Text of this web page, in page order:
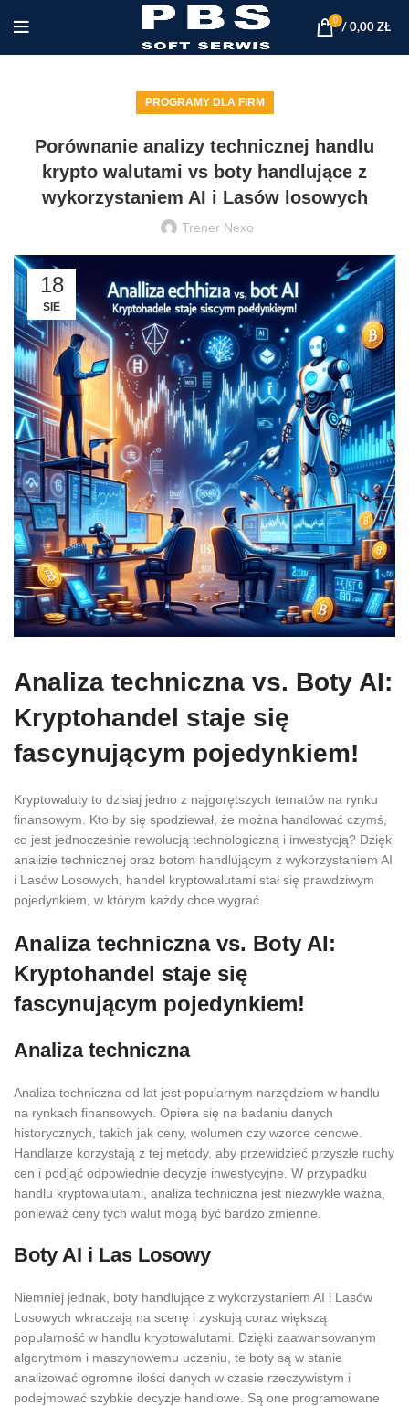
0
/ 0,00 ZŁ
PROGRAMY DLA FIRM
Porównanie analizy technicznej handlu
krypto walutami vs boty handlujące z
wykorzystaniem AI i Lasów losowych
Trener Nexo
18
SIE
Analiza techniczna vs. Boty AI:
Kryptohandel staje się
fascynującym pojedynkiem!
Kryptowaluty to dzisiaj jedno z najgorętszych tematów na rynku
finansowym. Kto by się spodziewał, że można handlować czymś,
co jest jednocześnie rewolucją technologiczną i inwestycją? Dzięki
analizie technicznej oraz botom handlującym z wykorzystaniem AI
i Lasów Losowych, handel kryptowalutami stał się prawdziwym
pojedynkiem, w którym każdy chce wygrać.
Analiza techniczna vs. Boty AI:
Kryptohandel staje się
fascynującym pojedynkiem!
Analiza techniczna
Analiza techniczna od lat jest popularnym narzędziem w handlu
na rynkach finansowych. Opiera się na badaniu danych
historycznych, takich jak ceny, wolumen czy wzorce cenowe.
Handlarze korzystają z tej metody, aby przewidzieć przyszłe ruchy
cen i podjąć odpowiednie decyzje inwestycyjne. W przypadku
handlu kryptowalutami, analiza techniczna jest niezwykle ważna,
ponieważ ceny tych walut mogą być bardzo zmienne.
Boty AI i Las Losowy
Niemniej jednak, boty handlujące z wykorzystaniem AI i Lasów
Losowych wkraczają na scenę i zyskują coraz większą
popularność w handlu kryptowalutami. Dzięki zaawansowanym
algorytmom i maszynowemu uczeniu, te boty są w stanie
analizować ogromne ilości danych w czasie rzeczywistym i
podejmować szybkie decyzje handlowe. Są one programowane